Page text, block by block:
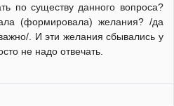
по существу данного вопроса?
(формировала) желания? /да
. И эти желания сбывались у
не надо отвечать.